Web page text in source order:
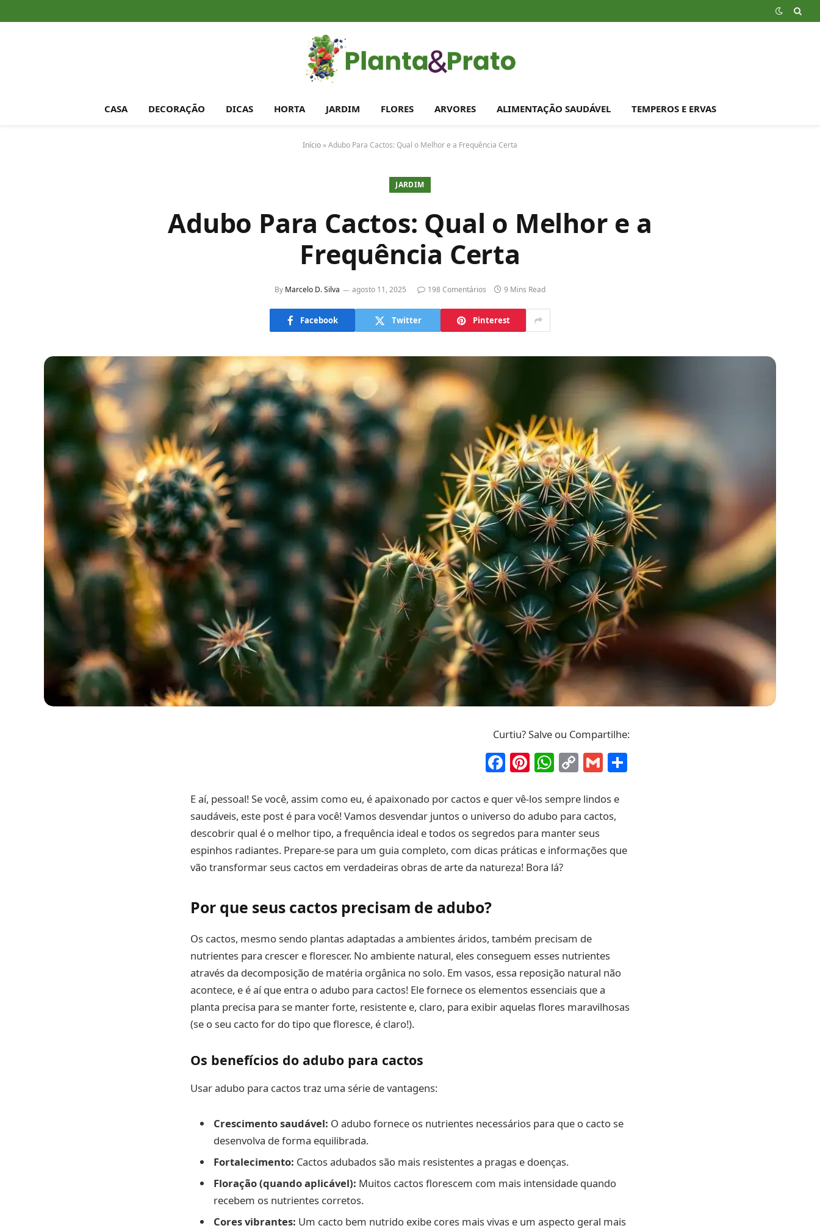
CASA DECORAÇÃO DICAS HORTA JARDIM FLORES ARVORES ALIMENTAÇÃO SAUDÁVEL TEMPEROS E ERVAS
Início »Adubo Para Cactos: Qual o Melhor e a Frequência Certa
JARDIM
Adubo Para Cactos: Qual o Melhor e a
Frequência Certa
By Marcelo D. Silva agosto 11, 2025 198 Comentários 9 Mins Read
Facebook Twitter Pinterest
Curtiu? Salve ou Compartilhe:
Facebook
Pinterest
WhatsApp
CopyGmail
E aí, pessoal! Se você, assim como eu, é apaixonado por cactos e quer vê-los sempre lindos e
saudáveis, este post é para você! Vamos desvendar juntos o universo do adubo para cactos,
descobrir qual é o melhor tipo, a frequência ideal e todos os segredos para manter seus
espinhos radiantes. Prepare-se para um guia completo, com dicas práticas e informações que
vão transformar seus cactos em verdadeiras obras de arte da natureza! Bora lá?
Por que seus cactos precisam de adubo?
Os cactos, mesmo sendo plantas adaptadas a ambientes áridos, também precisam de
nutrientes para crescer e florescer. No ambiente natural, eles conseguem esses nutrientes
através da decomposição de matéria orgânica no solo. Em vasos, essa reposição natural não
acontece, e é aí que entra o adubo para cactos! Ele fornece os elementos essenciais que a
planta precisa para se manter forte, resistente e, claro, para exibir aquelas flores maravilhosas
(se o seu cacto for do tipo que floresce, é claro!).
Os benefícios do adubo para cactos
Usar adubo para cactos traz uma série de vantagens:
Crescimento saudável: O adubo fornece os nutrientes necessários para que o cacto se
desenvolva de forma equilibrada.
Fortalecimento: Cactos adubados são mais resistentes a pragas e doenças.
Floração (quando aplicável): Muitos cactos florescem com mais intensidade quando
recebem os nutrientes corretos.
Cores vibrantes: Um cacto bem nutrido exibe cores mais vivas e um aspecto geral mais